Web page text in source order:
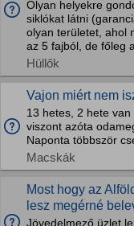
Olyan helyekre
siklókat látni
olyan területet, ahol
az 5 fajból, de főleg
Hüllők
Vajon miért nem
13 hetes, 2 hete
viszont azóta
Naponta többször
Macskák
Most hogy az
lesz megérné
Jövedelmező üzlet